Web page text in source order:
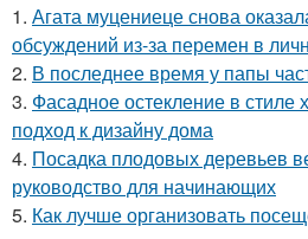
1. Агата муцениеце снова
обсуждений из-за перемен в
2. В последнее время у папы
3. Фасадное остекление в стиле
подход к дизайну дома
4. Посадка плодовых деревьев
руководство для начинающих
5. Как лучше организовать